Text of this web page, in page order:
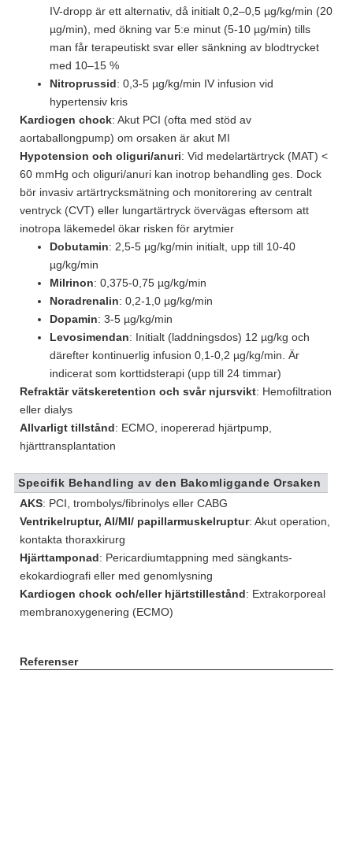
IV-dropp är ett alternativ, då initialt 0,2–0,5 µg/kg/min (20
µg/min), med ökning var 5:e minut (5-10 µg/min) tills
man får terapeutiskt svar eller sänkning av blodtrycket
med 10–15 %
Nitroprussid: 0,3-5 µg/kg/min IV infusion vid
hypertensiv kris
Kardiogen chock: Akut PCI (ofta med stöd av
aortaballongpump) om orsaken är akut MI
Hypotension och oliguri/anuri: Vid medelartärtryck (MAT) <
60 mmHg och oliguri/anuri kan inotrop behandling ges. Dock
bör invasiv artärtrycksmätning och monitorering av centralt
ventryck (CVT) eller lungartärtryck övervägas eftersom att
inotropa läkemedel ökar risken för arytmier
Dobutamin: 2,5-5 µg/kg/min initialt, upp till 10-40
µg/kg/min
Milrinon: 0,375-0,75 µg/kg/min
Noradrenalin: 0,2-1,0 µg/kg/min
Dopamin: 3-5 µg/kg/min
Levosimendan: Initialt (laddningsdos) 12 µg/kg och
därefter kontinuerlig infusion 0,1-0,2 µg/kg/min. Är
indicerat som korttidsterapi (upp till 24 timmar)
Refraktär vätskeretention och svår njursvikt: Hemofiltration
eller dialys
Allvarligt tillstånd: ECMO, inopererad hjärtpump,
hjärttransplantation
Specifik Behandling av den Bakomliggande Orsaken
AKS: PCI, trombolys/fibrinolys eller CABG
Ventrikelruptur, AI/MI/ papillarmuskelruptur: Akut operation,
kontakta thoraxkirurg
Hjärttamponad: Pericardiumtappning med sängkants-
ekokardiografi eller med genomlysning
Kardiogen chock och/eller hjärtstillestånd: Extrakorporeal
membranoxygenering (ECMO)
Referenser